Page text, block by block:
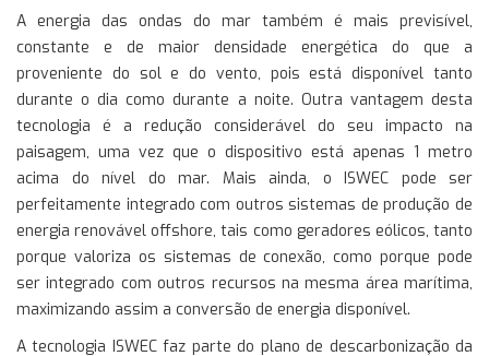
A energia das ondas do mar também é mais previsível,
constante e de maior densidade energética do que a
proveniente do sol e do vento, pois está disponível tanto
durante o dia como durante a noite. Outra vantagem desta
tecnologia é a redução considerável do seu impacto na
paisagem, uma vez que o dispositivo está apenas 1 metro
acima do nível do mar. Mais ainda, o ISWEC pode ser
perfeitamente integrado com outros sistemas de produção de
energia renovável offshore, tais como geradores eólicos, tanto
porque valoriza os sistemas de conexão, como porque pode
ser integrado com outros recursos na mesma área marítima,
maximizando assim a conversão de energia disponível.
A tecnologia ISWEC faz parte do plano de descarbonização da